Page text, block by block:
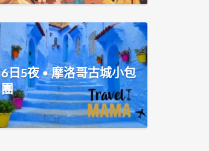
6日5夜 • 摩洛哥古城小包
團